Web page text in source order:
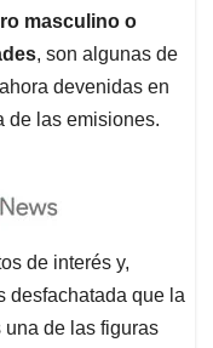
masculino o
, son algunas de
devenidas en
de las emisiones.
de interés y,
desfachatada que la
una de las figuras